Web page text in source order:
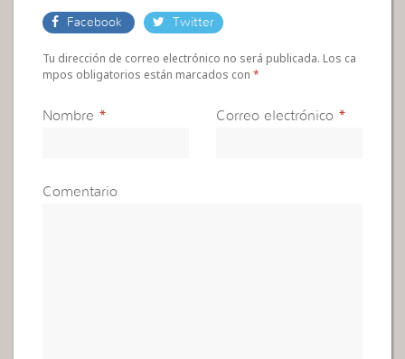
Facebook Twitter
Tu dirección de correo electrónico no será publicada. Los ca
mpos obligatorios están marcados con*
Nombre * Correo electrónico *
Comentario